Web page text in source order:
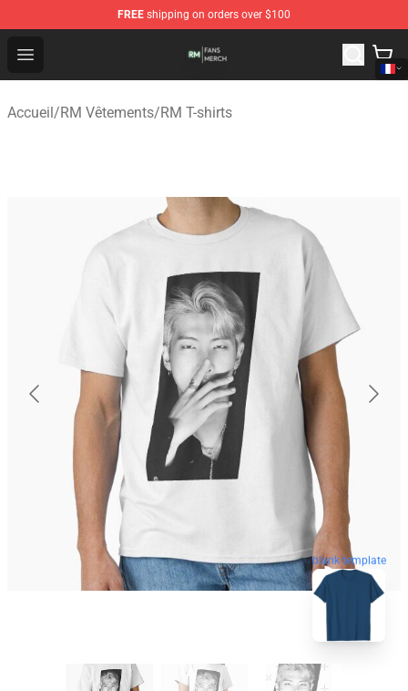
FREE shipping on orders over $100
Open menu
RM Shop - Official RM Merchandise Store
Accueil/RM Vêtements/RM T-shirts
blank template